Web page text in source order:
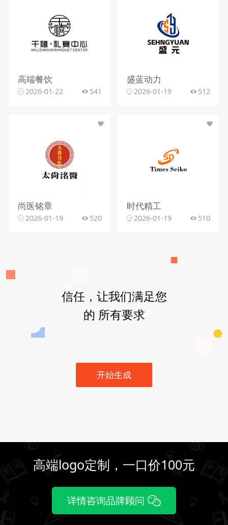
高端餐饮
2026-01-22 541
盛蓝动力
2026-01-19 512
尚医铭章
2026-01-19 520
时代精工
2026-01-19 510
信任，让我们满足您
的 所有要求
开始生成
高端logo定制，一口价100元
详情咨询品牌顾问